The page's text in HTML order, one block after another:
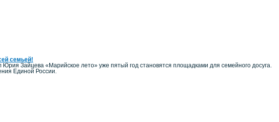
семьей!
Зайцева «Марийское лето» уже пятый год становятся площадками для семейного досуга.
Единой России.